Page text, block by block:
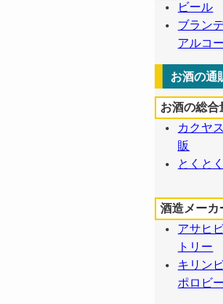
ビール
ブラン
アルコ
お酒の通
お酒の総合
カクヤス
販
とくと
酒造メーカ
アサヒ
トリー
キリン
ポロビ